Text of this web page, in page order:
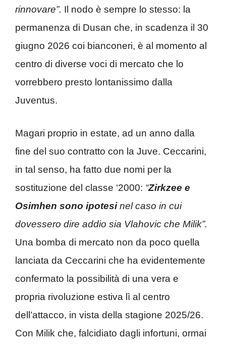
rinnovare”. Il nodo è sempre lo stesso: la
permanenza di Dusan che, in scadenza il 30
giugno 2026 coi bianconeri, è al momento al
centro di diverse voci di mercato che lo
vorrebbero presto lontanissimo dalla
Juventus.
Magari proprio in estate, ad un anno dalla
fine del suo contratto con la Juve. Ceccarini,
in tal senso, ha fatto due nomi per la
sostituzione del classe ‘2000: “Zirkzee e
Osimhen sono ipotesinel caso in cui
dovessero dire addio sia Vlahovic che Milik”.
Una bomba di mercato non da poco quella
lanciata da Ceccarini che ha evidentemente
confermato la possibilità di una vera e
propria rivoluzione estiva lì al centro
dell’attacco, in vista della stagione 2025/26.
Con Milik che, falcidiato dagli infortuni, ormai